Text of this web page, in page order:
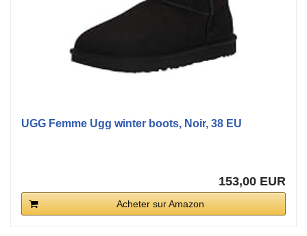
UGG Femme Ugg winter boots, Noir, 38 EU
153,00 EUR
Acheter sur Amazon